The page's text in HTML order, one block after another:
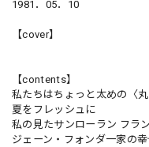
1981．05．10
【cover】
【contents】
私たちはちょっと太めの〈
夏をフレッシュに
私の見たサンローラン フラ
ジェーン・フォンダ一家の